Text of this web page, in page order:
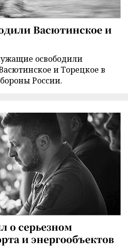
Васютинское и
освободили
и Торецкое в
России.
о серьезном
и энергообъектов